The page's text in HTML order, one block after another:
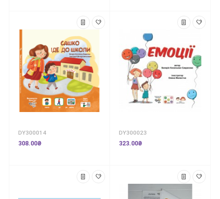
DY300014
308.00₴
DY300023
323.00₴